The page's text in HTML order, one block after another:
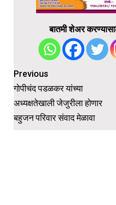
बातमी शेअर
Post
navigation
Previous
गोपीचंद पडळकर यांच्या
अध्यक्षतेखाली जेजुरीला होणार
बहुजन परिवार संवाद मेळावा